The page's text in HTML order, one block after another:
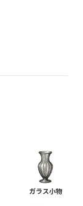
ガラス小物